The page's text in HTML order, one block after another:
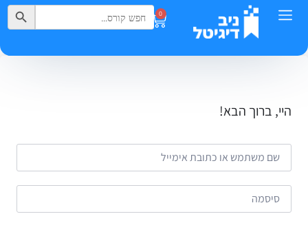
0
Search
for:
Search Button
היי, ברוך הבא!